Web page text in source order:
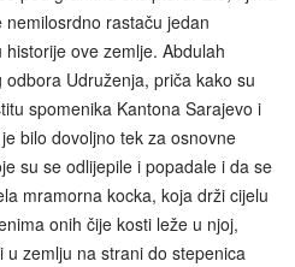
rastaču jedan
ove zemlje. Abdulah
Udruženja, priča kako su
spomenika Kantona Sarajevo i
bilo dovoljno tek za osnovne
su se odlijepile i popadale i da se
mramorna kocka, koja drži cijelu
onih čije kosti leže u njoj,
zemlju na strani do stepenica